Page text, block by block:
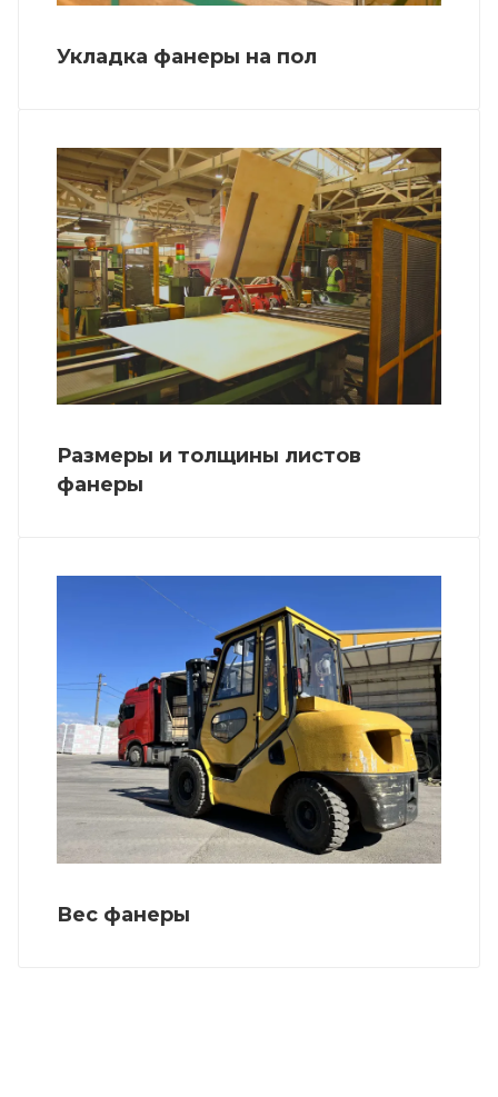
Укладка фанеры на пол
Размеры и толщины листов
фанеры
Вес фанеры